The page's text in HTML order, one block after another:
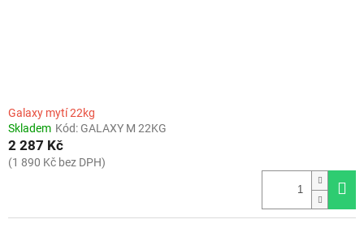
Galaxy mytí 22kg
Skladem Kód: GALAXY M 22KG
2 287 Kč
(1 890 Kč bez DPH)